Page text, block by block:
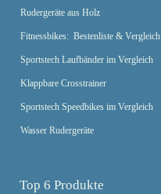
Rudergeräte aus Holz
Fitnessbikes: Bestenliste & Vergleich
Sportstech Laufbänder im Vergleich
Klappbare Crosstrainer
Sportstech Speedbikes im Vergleich
Wasser Rudergeräte
Top 6 Produkte